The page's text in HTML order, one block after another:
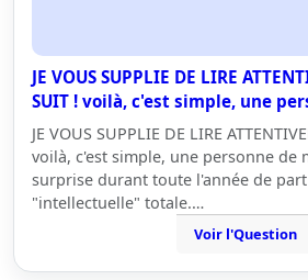
JE VOUS SUPPLIE DE LIRE
SUIT ! voilà, c'est simple, une
JE VOUS SUPPLIE DE LIRE
voilà, c'est simple, une personne de
surprise durant toute l'année de
"intellectuelle" totale.…
Voir l'Question